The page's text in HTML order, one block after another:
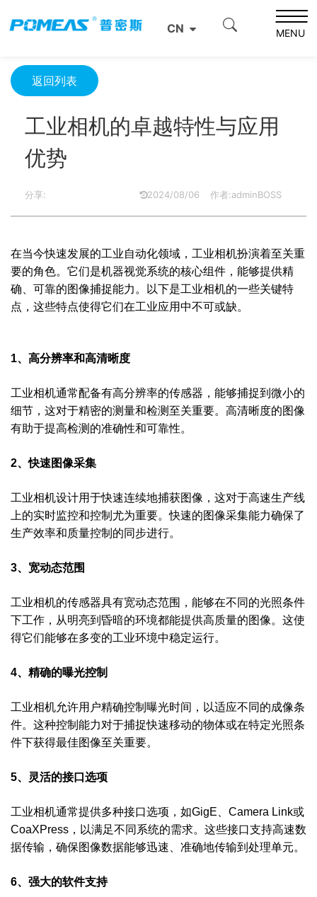
CN MENU
工业相机的卓越特性与应用优势
返回列表
工业相机的卓越特性与应用
优势
分享: 2024/08/06 作者:adminBOSS
在当今快速发展的工业自动化领域，工业相机扮演着至关重
要的角色。它们是机器视觉系统的核心组件，能够提供精
确、可靠的图像捕捉能力。以下是工业相机的一些关键特
点，这些特点使得它们在工业应用中不可或缺。
1、高分辨率和高清晰度
工业相机通常配备有高分辨率的传感器，能够捕捉到微小的
细节，这对于精密的测量和检测至关重要。高清晰度的图像
有助于提高检测的准确性和可靠性。
2、快速图像采集
工业相机设计用于快速连续地捕获图像，这对于高速生产线
上的实时监控和控制尤为重要。快速的图像采集能力确保了
生产效率和质量控制的同步进行。
3、宽动态范围
工业相机的传感器具有宽动态范围，能够在不同的光照条件
下工作，从明亮到昏暗的环境都能提供高质量的图像。这使
得它们能够在多变的工业环境中稳定运行。
4、精确的曝光控制
工业相机允许用户精确控制曝光时间，以适应不同的成像条
件。这种控制能力对于捕捉快速移动的物体或在特定光照条
件下获得最佳图像至关重要。
5、灵活的接口选项
工业相机通常提供多种接口选项，如GigE、Camera Link或
CoaXPress，以满足不同系统的需求。这些接口支持高速数
据传输，确保图像数据能够迅速、准确地传输到处理单元。
6、强大的软件支持